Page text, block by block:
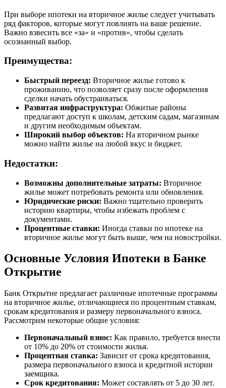
При выборе ипотеки на вторичное жилье следует учитывать
ряд факторов, которые могут повлиять на ваше решение.
Важно взвесить все «за» и «против», чтобы сделать
осознанный выбор.
Преимущества:
Быстрый переезд: Вторичное жилье готово к
проживанию, что позволяет сразу после оформления
сделки начать обустраиваться.
Развитая инфраструктура: Обжитые районы
предлагают доступ к школам, детским садам, магазинам
и другим необходимым объектам.
Широкий выбор объектов: На вторичном рынке
можно найти жилье на любой вкус и бюджет.
Недостатки:
Возможны дополнительные затраты: Вторичное
жилье может потребовать ремонта или обновления.
Юридические риски: Важно тщательно проверить
историю квартиры, чтобы избежать проблем с
документами.
Процентные ставки: Иногда ставки по ипотеке на
вторичное жилье могут быть выше, чем на новостройки.
Основные Условия Ипотеки в Банке
Открытие
Банк Открытие предлагает различные ипотечные программы
на вторичное жилье, отличающиеся по процентным ставкам,
срокам кредитования и размеру первоначального взноса.
Рассмотрим некоторые общие условия:
Первоначальный взнос: Как правило, требуется внести
от 10% до 20% от стоимости жилья.
Процентная ставка: Зависит от срока кредитования,
размера первоначального взноса и кредитной истории
заемщика.
Срок кредитования: Может составлять от 5 до 30 лет.